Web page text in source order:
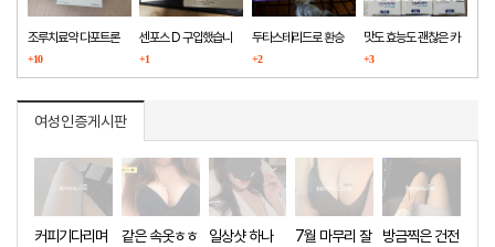
조루치료약 다포트론
구매했습니다
+10
센포스 D 구입했습니
다
+1
두타스테리드로 환승
+2
맛도 효능도 괜찮은 카
마그라
+3
여성인증게시판
커피기다리며
같은 속옷ㅎㅎ 일상샷 하나
7월 마무리 잘
방금찍은 건전